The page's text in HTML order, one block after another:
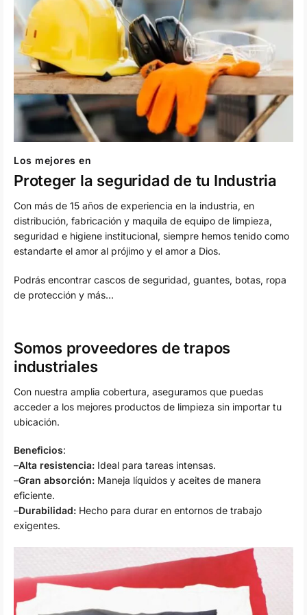
Los mejores en
Proteger la seguridad de tu Industria
Con más de 15 años de experiencia en la industria, en
distribución, fabricación y maquila de equipo de limpieza,
seguridad e higiene institucional, siempre hemos tenido como
estandarte el amor al prójimo y el amor a Dios.
Podrás encontrar cascos de seguridad, guantes, botas, ropa
de protección y más…
Somos proveedores de trapos
industriales
Con nuestra amplia cobertura, aseguramos que puedas
acceder a los mejores productos de limpieza sin importar tu
ubicación.
Beneficios:
–Alta resistencia: Ideal para tareas intensas.
–Gran absorción: Maneja líquidos y aceites de manera
eficiente.
–Durabilidad: Hecho para durar en entornos de trabajo
exigentes.